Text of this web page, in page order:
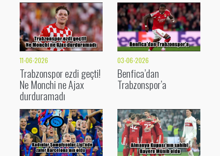
11-06-2026
Trabzonspor ezdi geçti!
Ne Monchi ne Ajax
durduramadı
03-06-2026
Benfica’dan
Trabzonspor’a